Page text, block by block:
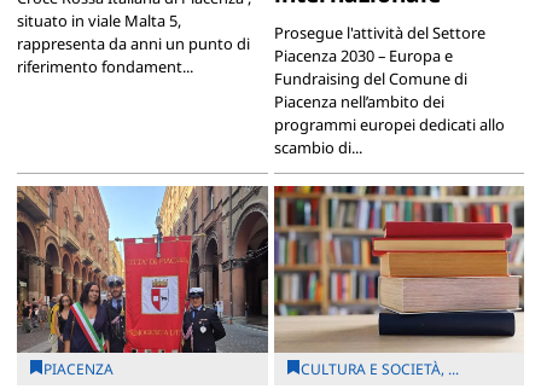
situato in viale Malta 5,
rappresenta da anni un punto di
riferimento fondament...
Prosegue l'attività del Settore
Piacenza 2030 – Europa e
Fundraising del Comune di
Piacenza nell’ambito dei
programmi europei dedicati allo
scambio di...
PIACENZA CULTURA E SOCIETÀ, ...